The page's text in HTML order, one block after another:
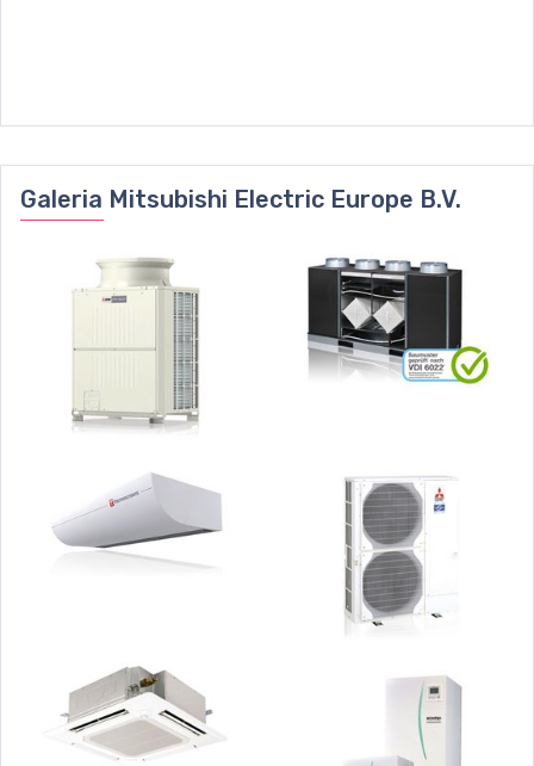
Galeria Mitsubishi Electric Europe B.V.